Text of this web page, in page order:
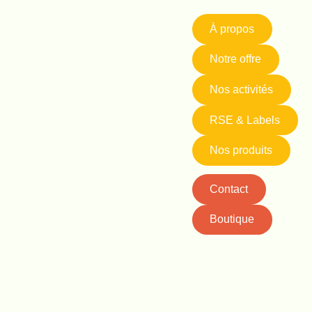
À propos
Notre offre
Nos activités
RSE & Labels
Nos produits
Contact
Boutique